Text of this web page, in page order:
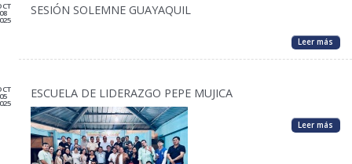
08 SESIÓN SOLEMNE GUAYAQUIL
Leer más
05 ESCUELA DE LIDERAZGO PEPE MUJICA
Leer más